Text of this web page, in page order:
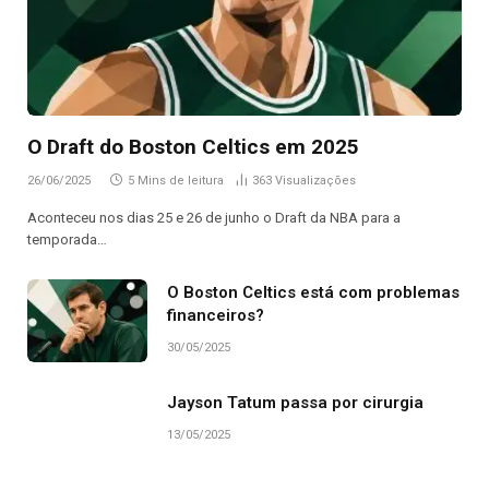
O Draft do Boston Celtics em 2025
26/06/2025 5 Mins de leitura 363 Visualizações
Aconteceu nos dias 25 e 26 de junho o Draft da NBA para a
temporada…
O Boston Celtics está com problemas
financeiros?
30/05/2025
Jayson Tatum passa por cirurgia
13/05/2025